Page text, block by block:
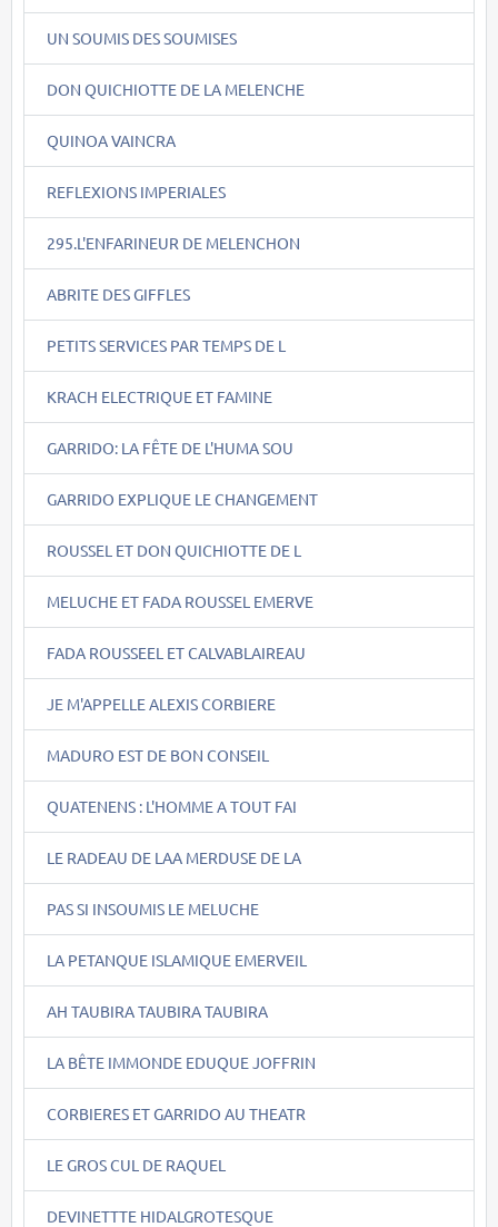
UN SOUMIS DES SOUMISES
DON QUICHIOTTE DE LA MELENCHE
QUINOA VAINCRA
REFLEXIONS IMPERIALES
295.L'ENFARINEUR DE MELENCHON
ABRITE DES GIFFLES
PETITS SERVICES PAR TEMPS DE L
KRACH ELECTRIQUE ET FAMINE
GARRIDO: LA FÊTE DE L'HUMA SOU
GARRIDO EXPLIQUE LE CHANGEMENT
ROUSSEL ET DON QUICHIOTTE DE L
MELUCHE ET FADA ROUSSEL EMERVE
FADA ROUSSEEL ET CALVABLAIREAU
JE M'APPELLE ALEXIS CORBIERE
MADURO EST DE BON CONSEIL
QUATENENS : L'HOMME A TOUT FAI
LE RADEAU DE LAA MERDUSE DE LA
PAS SI INSOUMIS LE MELUCHE
LA PETANQUE ISLAMIQUE EMERVEIL
AH TAUBIRA TAUBIRA TAUBIRA
LA BÊTE IMMONDE EDUQUE JOFFRIN
CORBIERES ET GARRIDO AU THEATR
LE GROS CUL DE RAQUEL
DEVINETTTE HIDALGROTESQUE